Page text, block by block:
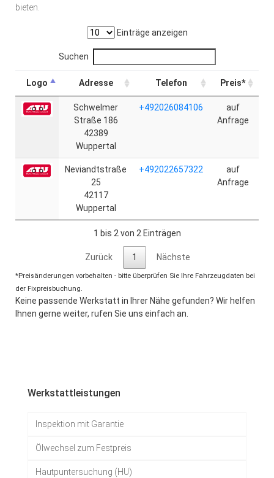
bieten.
Einträge anzeigen
Suchen
Logo Adresse Telefon Preis*
Schwelmer
Straße 186
42389
Wuppertal
+492026084106
auf
Anfrage
Neviandtstraße
25
42117
Wuppertal
+492022657322
auf
Anfrage
1 bis 2 von 2 Einträgen
Zurück 1 Nächste
*Preisänderungen vorbehalten - bitte überprüfen Sie Ihre Fahrzeugdaten bei
der Fixpreisbuchung.
Keine passende Werkstatt in Ihrer Nähe gefunden? Wir helfen
Ihnen gerne weiter, rufen Sie uns einfach an.
Werkstattleistungen
Inspektion mit Garantie
Ölwechsel zum Festpreis
Hautpuntersuchung (HU)